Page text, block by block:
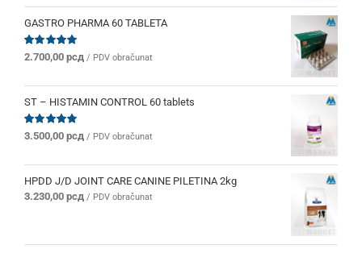
je
bila:
je:
2.280,00 рсд.
GASTRO PHARMA 60 TABLETA
Ocenjeno
od 5
2.700,00 рсд / PDV obračunat
ST – HISTAMIN CONTROL 60 tablets
Ocenjeno
od 5
3.500,00 рсд / PDV obračunat
HPDD J/D JOINT CARE CANINE PILETINA 2kg
3.230,00 рсд / PDV obračunat